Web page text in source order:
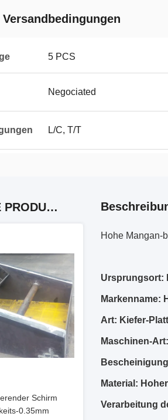
5 PCS
Negociated
L/C, T/T
VERWANDTE PRODUKTE
Schirm
0.35mm
Hohe Mangan-
Ursprungsort:
Markenname:
Art: Kiefer-
Maschinen-
Material:
Verarbeitung